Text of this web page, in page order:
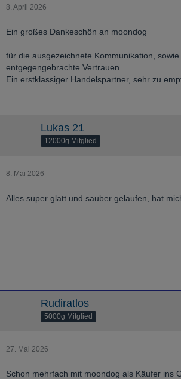
8. April 2026
Ein großes Dankeschön an moondog
für die ausgezeichnete Kommunikation, sowie
entgegengebrachte Vertrauen.
Ein erstklassiger Handelspartner, sehr zu
Lukas 21
12000g Mitglied
8. Mai 2026
Alles super glatt und sauber gelaufen, hat
Rudiratlos
5000g Mitglied
27. Mai 2026
Schon mehrfach mit moondog als Käufer ins